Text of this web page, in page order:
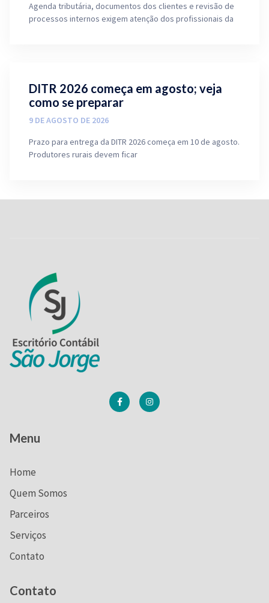
Agenda tributária, documentos dos clientes e revisão de
processos internos exigem atenção dos profissionais da
DITR 2026 começa em agosto; veja
como se preparar
9 DE AGOSTO DE 2026
Prazo para entrega da DITR 2026 começa em 10 de agosto.
Produtores rurais devem ficar
Menu
Home
Quem Somos
Parceiros
Serviços
Contato
Contato